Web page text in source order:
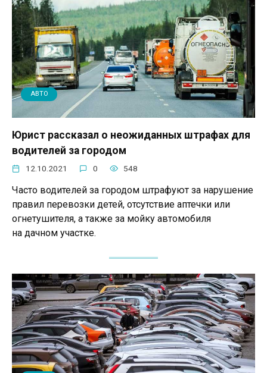
АВТО
Юрист рассказал о неожиданных штрафах для
водителей за городом
12.10.2021 0 548
Часто водителей за городом штрафуют за нарушение
правил перевозки детей, отсутствие аптечки или
огнетушителя, а также за мойку автомобиля
на дачном участке.